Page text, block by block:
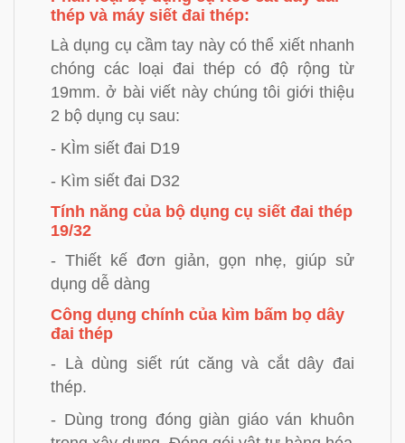
thép và máy siết đai thép:
Là dụng cụ cầm tay này có thể xiết nhanh
chóng các loại đai thép có độ rộng từ
19mm. ở bài viết này chúng tôi giới thiệu
2 bộ dụng cụ sau:
- KÌm siết đai D19
- Kìm siết đai D32
Tính năng của bộ dụng cụ siết đai thép
19/32
- Thiết kế đơn giản, gọn nhẹ, giúp sử
dụng dễ dàng
Công dụng chính của kìm bấm bọ dây
đai thép
- Là dùng siết rút căng và cắt dây đai
thép.
- Dùng trong đóng giàn giáo ván khuôn